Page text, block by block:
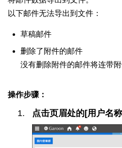
以下邮件无法导出到文件：
草稿邮件
删除了附件的邮件
没有删除附件的邮件将连带
操作步骤：
点击页眉处的[用户名称